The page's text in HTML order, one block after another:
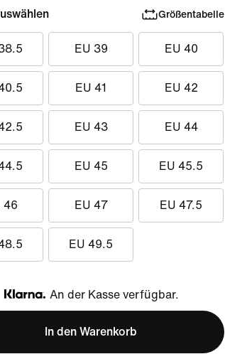
Größentabelle
EU 39 EU 40
EU 41 EU 42
EU 43 EU 44
EU 45 EU 45.5
46 EU 47 EU 47.5
EU 49.5
Klarna
An der Kasse verfügbar.
In den Warenkorb